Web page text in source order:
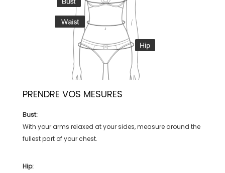
PRENDRE VOS MESURES
Bust:
With your arms relaxed at your sides, measure around the
fullest part of your chest.
Hip: